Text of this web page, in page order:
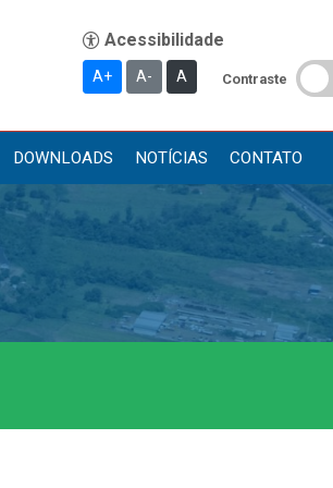
A+ A- A Contraste
DOWNLOADS NOTÍCIAS CONTATO
Publicações
Diário Oficial (Novo)
Diário Oficial (Até 30/04)